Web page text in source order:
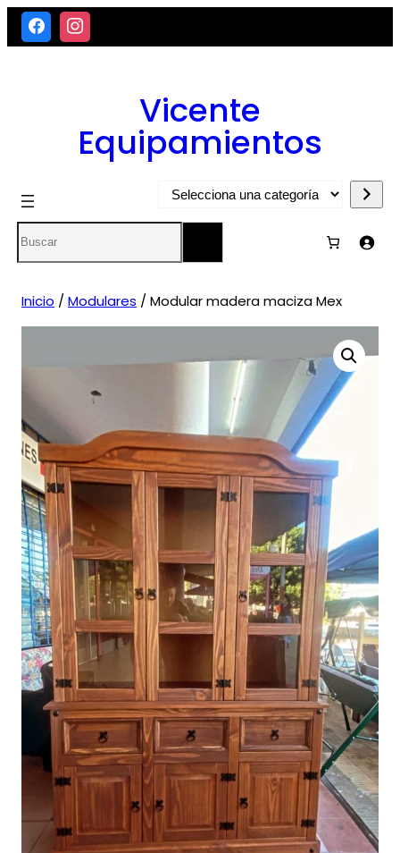
Saltar
Vicente
Equipamientos
Selecciona
Inicio /Modulares / Modular madera maciza Mex